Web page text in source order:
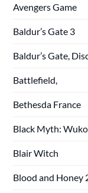
Avengers Game
Baldur’s Gate 3
Baldur’s Gate,
Battlefield,
Bethesda France
Black Myth:
Blair Witch
Blood and Honey